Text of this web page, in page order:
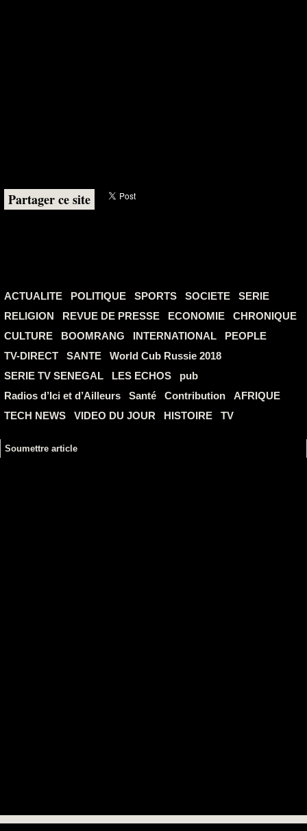
Partager ce site
ACTUALITE POLITIQUE SPORTS SOCIETE
SERIE
RELIGION
REVUE DE PRESSE ECONOMIE
CHRONIQUE
CULTURE
BOOMRANG INTERNATIONAL
PEOPLE
TV-DIRECT
SANTE
World Cub Russie 2018
SERIE TV SENEGAL
LES ECHOS
pub
Radios d’Ici et d’Ailleurs
Santé Contribution
AFRIQUE
TECH NEWS
VIDEO DU JOUR HISTOIRE TV
Soumettre article